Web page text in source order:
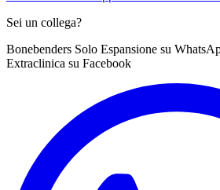
Sei un collega?
Bonebenders Solo Espansione su
Extraclinica su Facebook